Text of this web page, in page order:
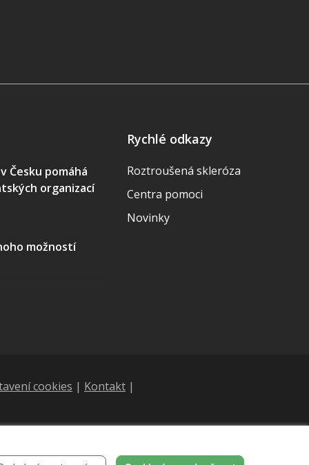
Česku pomáhá
organizací
možností
Rychlé odkazy
Roztroušená skleróza
Centra pomoci
Novinky
cookies | Kontakt |